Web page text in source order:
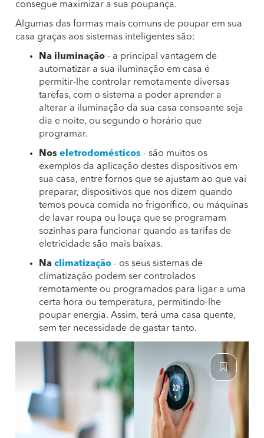
consegue maximizar a sua poupança.
Algumas das formas mais comuns de poupar em sua
casa graças aos sistemas inteligentes são:
Na iluminação - a principal vantagem de
automatizar a sua iluminação em casa é
permitir-lhe controlar remotamente diversas
tarefas, com o sistema a poder aprender a
alterar a iluminação da sua casa consoante seja
dia e noite, ou segundo o horário que
programar.
Nos eletrodomésticos - são muitos os
exemplos da aplicação destes dispositivos em
sua casa, entre fornos que se ajustam ao que vai
preparar, dispositivos que nos dizem quando
temos pouca comida no frigorífico, ou máquinas
de lavar roupa ou louça que se programam
sozinhas para funcionar quando as tarifas de
eletricidade são mais baixas.
Na climatização - os seus sistemas de
climatização podem ser controlados
remotamente ou programados para ligar a uma
certa hora ou temperatura, permitindo-lhe
poupar energia. Assim, terá uma casa quente,
sem ter necessidade de gastar tanto.